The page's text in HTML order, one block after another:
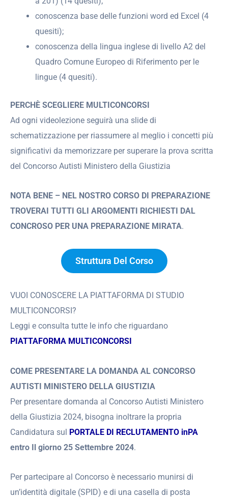
conoscenza base delle funzioni word ed Excel (4
quesiti);
conoscenza della lingua inglese di livello A2 del
Quadro Comune Europeo di Riferimento per le
lingue (4 quesiti).
PERCHÈ SCEGLIERE MULTICONCORSI
Ad ogni videolezione seguirà una slide di
schematizzazione per riassumere al meglio i concetti più
significativi da memorizzare per superare la prova scritta
del Concorso Autisti Ministero della Giustizia
NOTA BENE – NEL NOSTRO CORSO DI PREPARAZIONE
TROVERAI TUTTI GLI ARGOMENTI RICHIESTI DAL
CONCROSO PER UNA PREPARAZIONE MIRATA.
Struttura Del Corso
VUOI CONOSCERE LA PIATTAFORMA DI STUDIO
MULTICONCORSI?
Leggi e consulta tutte le info che riguardano
PIATTAFORMA MULTICONCORSI
COME PRESENTARE LA DOMANDA AL CONCORSO
AUTISTI MINISTERO DELLA GIUSTIZIA
Per presentare domanda al Concorso Autisti Ministero
della Giustizia 2024, bisogna inoltrare la propria
Candidatura sul PORTALE DI RECLUTAMENTO inPA
entro Il giorno 25 Settembre 2024.
Per partecipare al Concorso è necessario munirsi di
un’identità digitale (SPID) e di una casella di posta